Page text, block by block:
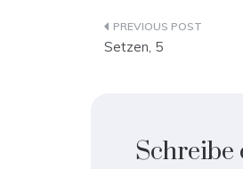
Setzen, 5
Schreibe